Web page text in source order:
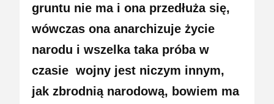
gruntu nie ma i ona przedłuża się,
wówczas ona anarchizuje życie
narodu i wszelka taka próba w
czasiewojny jest niczym innym,
jak zbrodnią narodową, bowiem ma